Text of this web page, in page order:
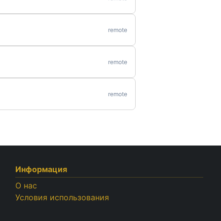
remote
remote
remote
Информация
О нас
Условия использования